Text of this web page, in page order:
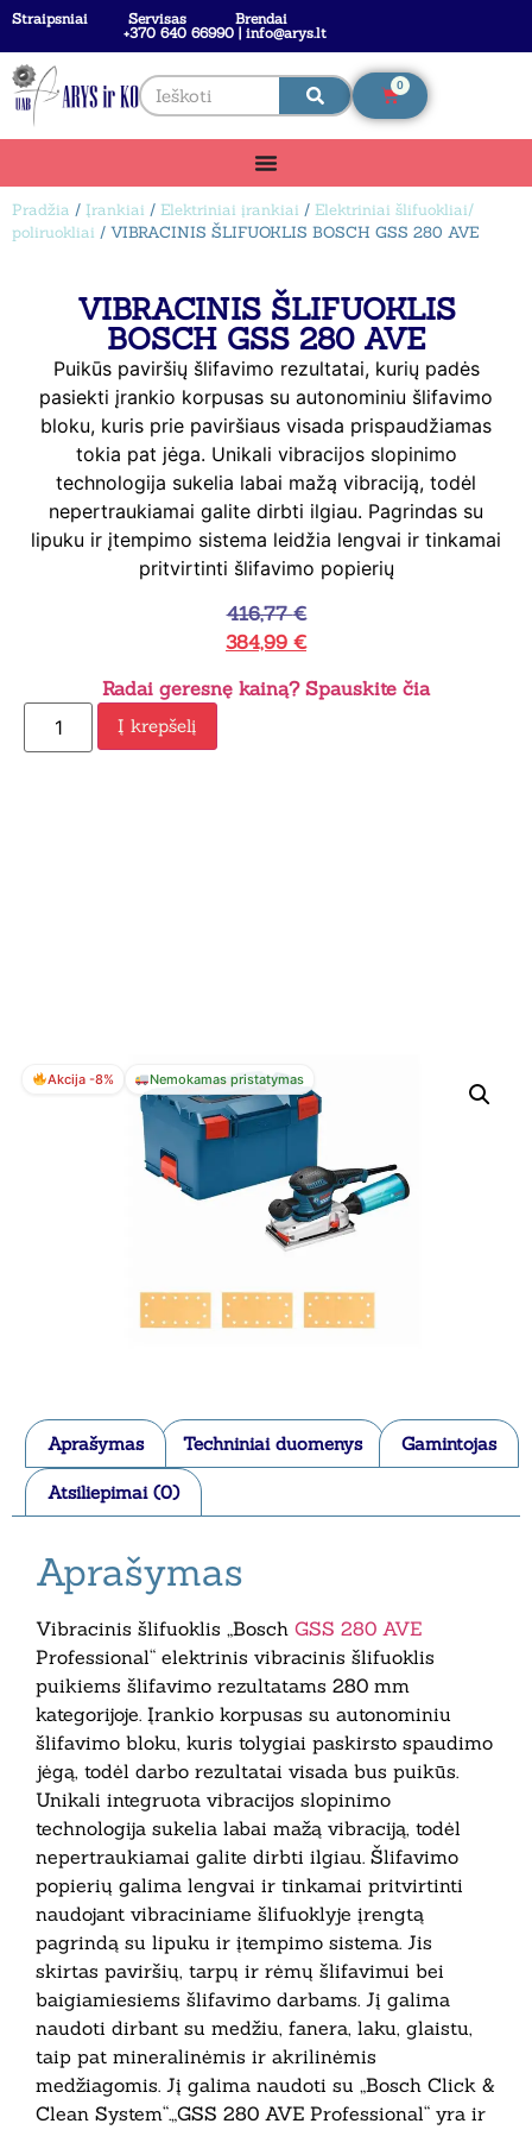
Straipsniai Servisas
Brendai
+370 640 66990 | info@arys.lt
0
Pradžia / Įrankiai / Elektriniai įrankiai / Elektriniai šlifuokliai/
poliruokliai / VIBRACINIS ŠLIFUOKLIS BOSCH GSS 280 AVE
VIBRACINIS ŠLIFUOKLIS
BOSCH GSS 280 AVE
Puikūs paviršių šlifavimo rezultatai, kurių padės
pasiekti įrankio korpusas su autonominiu šlifavimo
bloku, kuris prie paviršiaus visada prispaudžiamas
tokia pat jėga. Unikali vibracijos slopinimo
technologija sukelia labai mažą vibraciją, todėl
nepertraukiamai galite dirbti ilgiau. Pagrindas su
lipuku ir įtempimo sistema leidžia lengvai ir tinkamai
pritvirtinti šlifavimo popierių
416,77€
384,99 €
Radai geresnę kainą? Spauskite čia
Į krepšelį
Akcija -8% Nemokamas pristatymas
Aprašymas Techniniai duomenys Gamintojas
Atsiliepimai (0)
Aprašymas
Vibracinis šlifuoklis „Bosch GSS 280 AVE
Professional“ elektrinis vibracinis šlifuoklis
puikiems šlifavimo rezultatams 280 mm
kategorijoje. Įrankio korpusas su autonominiu
šlifavimo bloku, kuris tolygiai paskirsto spaudimo
jėgą, todėl darbo rezultatai visada bus puikūs.
Unikali integruota vibracijos slopinimo
technologija sukelia labai mažą vibraciją, todėl
nepertraukiamai galite dirbti ilgiau. Šlifavimo
popierių galima lengvai ir tinkamai pritvirtinti
naudojant vibraciniame šlifuoklyje įrengtą
pagrindą su lipuku ir įtempimo sistema. Jis
skirtas paviršių, tarpų ir rėmų šlifavimui bei
baigiamiesiems šlifavimo darbams. Jį galima
naudoti dirbant su medžiu, fanera, laku, glaistu,
taip pat mineralinėmis ir akrilinėmis
medžiagomis. Jį galima naudoti su „Bosch Click &
Clean System“.„GSS 280 AVE Professional“ yra ir